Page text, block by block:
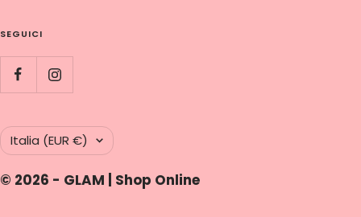
SEGUICI
Paese/Area
geografica
Italia (EUR €)
© 2026 - GLAM | Shop Online